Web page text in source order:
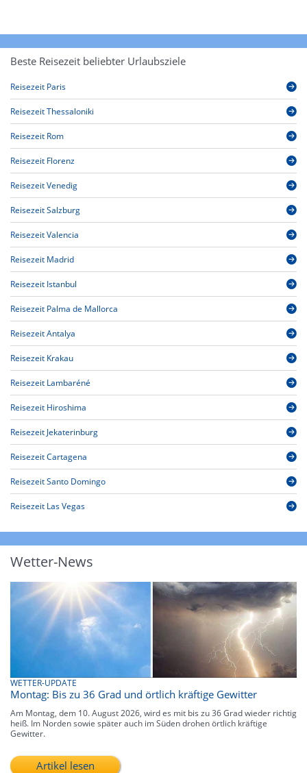
Beste Reisezeit beliebter Urlaubsziele
Reisezeit Paris
Reisezeit Thessaloniki
Reisezeit Rom
Reisezeit Florenz
Reisezeit Venedig
Reisezeit Salzburg
Reisezeit Valencia
Reisezeit Madrid
Reisezeit Istanbul
Reisezeit Palma de Mallorca
Reisezeit Antalya
Reisezeit Krakau
Reisezeit Lambaréné
Reisezeit Hiroshima
Reisezeit Jekaterinburg
Reisezeit Cartagena
Reisezeit Santo Domingo
Reisezeit Las Vegas
Wetter-News
WETTER-UPDATE
Montag: Bis zu 36 Grad und örtlich kräftige Gewitter
Am Montag, dem 10. August 2026, wird es mit bis zu 36 Grad wieder richtig
heiß. Im Norden sowie später auch im Süden drohen örtlich kräftige
Gewitter.
Artikel lesen